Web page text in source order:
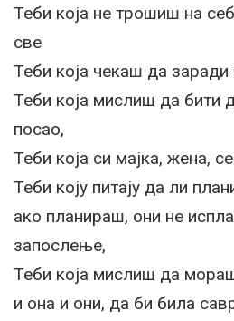
Теби која не трошиш на
све
Теби која чекаш да заради
Теби која мислиш да бити
посао,
Теби која си мајка, жена,
Теби коју питају да ли
ако планираш, они не
запослење,
Теби која мислиш да
и она и они, да би била